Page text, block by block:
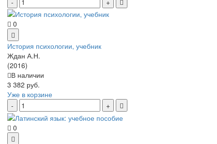
0
История психологии, учебник
Ждан А.Н.
(2016)
В наличии
3 382 руб.
Уже в корзине
0